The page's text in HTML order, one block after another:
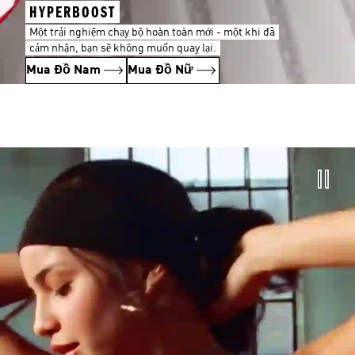
HYPERBOOST
Một trải nghiệm chạy bộ hoàn toàn mới - một khi đã
cảm nhận, bạn sẽ không muốn quay lại.
Mua Đồ Nam Mua Đồ Nữ